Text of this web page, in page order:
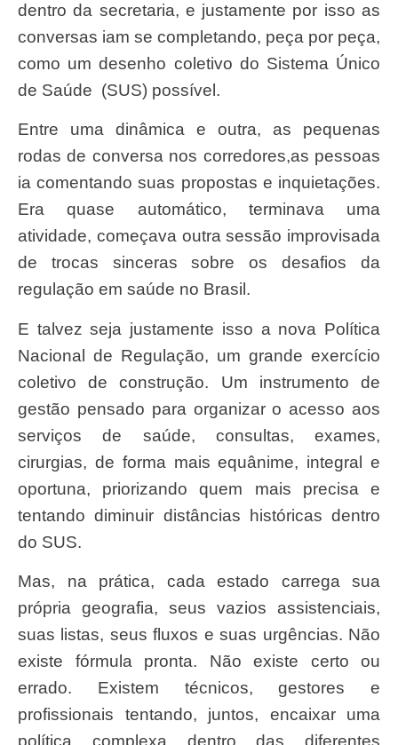
dentro da secretaria, e justamente por isso as
conversas iam se completando, peça por peça,
como um desenho coletivo do Sistema Único
de Saúde (SUS) possível.
Entre uma dinâmica e outra, as pequenas
rodas de conversa nos corredores,as pessoas
ia comentando suas propostas e inquietações.
Era quase automático, terminava uma
atividade, começava outra sessão improvisada
de trocas sinceras sobre os desafios da
regulação em saúde no Brasil.
E talvez seja justamente isso a nova Política
Nacional de Regulação, um grande exercício
coletivo de construção. Um instrumento de
gestão pensado para organizar o acesso aos
serviços de saúde, consultas, exames,
cirurgias, de forma mais equânime, integral e
oportuna, priorizando quem mais precisa e
tentando diminuir distâncias históricas dentro
do SUS.
Mas, na prática, cada estado carrega sua
própria geografia, seus vazios assistenciais,
suas listas, seus fluxos e suas urgências. Não
existe fórmula pronta. Não existe certo ou
errado. Existem técnicos, gestores e
profissionais tentando, juntos, encaixar uma
política complexa dentro das diferentes